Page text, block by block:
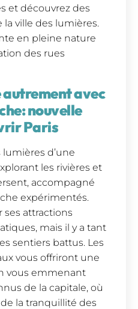
et découvrez des
ville des lumières.
en pleine nature
des rues
avec
nouvelle
Paris
lumières d’une
les rivières et
accompagné
expérimentés.
ses attractions
mais il y a tant
sentiers battus. Les
vous offriront une
vous emmenant
de la capitale, où
la tranquillité des